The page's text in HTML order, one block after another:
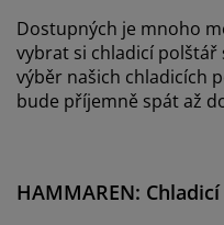
Dostupných je mnoho
vybrat si chladicí polštář
výběr našich chladicích
bude příjemně spát až
HAMMAREN: